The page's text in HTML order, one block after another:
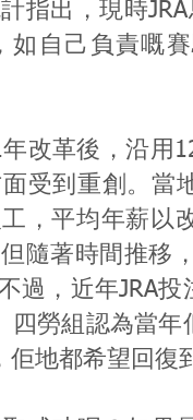
指出，現時
如自己負責嘅
改革後，沿用
受到重創。當
，平均年薪以
隨著時間推移
過，近年JRA
四勞組認為當年
佢地都希望回復